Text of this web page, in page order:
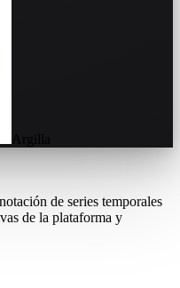
Argilla
de series temporales
de la plataforma y